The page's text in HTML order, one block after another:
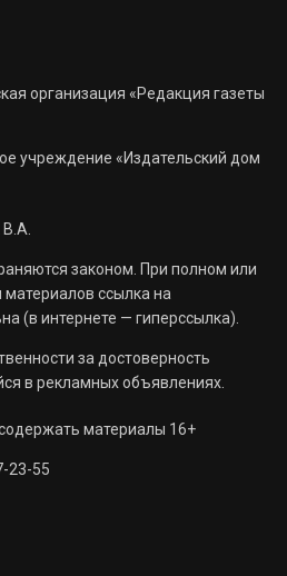
организация «Редакция газеты
учреждение «Издательский дом
законом. При полном или
ссылка на
(в интернете — гиперссылка).
за достоверность
в рекламных объявлениях.
материалы 16+
23-55